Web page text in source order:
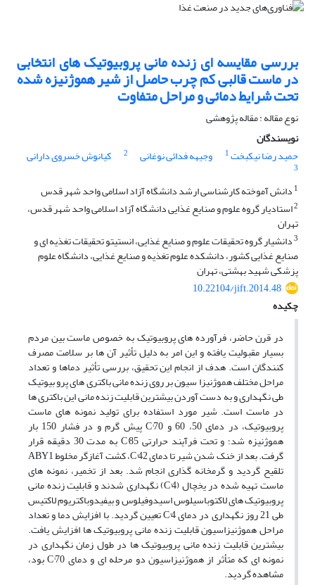
بررسی مقایسه ای زنده مانی پروبیوتیک های انتخابی
در ماست قالبی کم چرب حاصل از شیر هموژنیزه شده
تحت شرایط دمائی و مراحل متفاوت
نوع مقاله : مقاله پژوهشی
نویسندگان
حمید رضا نیکبخت1 وجیهه فدائی نوغانی 2 کیانوش خسروی دارانی
3
1 دانش آموخته کارشناسی ارشد دانشگاه آزاد اسلامی واحد شهر قدس
2استادیار گروه علوم و صنایع غذایی دانشگاه آزاد اسلامی واحد شهر قدس،
تهران
3دانشیار گروه تحقیقات علوم و صنایع غذایی، انستیتو تحقیقات تغذیه ای و
صنایع غذایی کشور، دانشکده علوم تغذیه و صنایع غذایی، دانشگاه علوم
پزشکی شهید بهشتی، تهران
10.22104/jift.2014.48
چکیده
در قرن حاضر، فرآورده های پروبیوتیک به خصوص ماست بین مردم
بسیار مقبولیت یافته و این امر به دلیل تأثیر آن ها بر سلامت مصرف
کنندگان است. هدف از انجام این تحقیق، بررسی تأثیر دماها و تعداد
مراحل مختلف هموژنیزا سیون بر روی زنده مانی باکتری های پرو بیوتیک
طی نگهداری و به دست آوردن بیشترین قابلیت زنده مانی این باکتری ها
در ماست است. شیر مورد استفاده برای تولید نمونه های ماست
پروبیوتیک، در دمای 50، 60 و C°70 پیش گرم و در فشار 150 بار
هموژنیزه شد؛ و تحت فرآیند حرارتی C°85 به مدت 30 دقیقه قرار
گرفت. بعد از خنک شدن شیر تا دمای C°42، کشت آغازگر مخلوط ABY1
تلقیح گردید و گرمخانه گذاری انجام شد. بعد از تخمیر، نمونه های
ماست تهیه شده در یخچال (C°4) نگهداری شدند و قابلیت زنده مانی
پروبیوتیک های لاکتوباسیلوس اسیدوفیلوس و بیفیدوباکتریوم لاکتیس
طی 21 روز نگهداری در دمای C°4 تعیین گردید. با افزایش دما و تعداد
مراحل هموژنیزاسیون قابلیت زنده مانی پروبیوتیک ها افزایش یافت.
بیشترین قابلیت زنده مانی پروبیوتیک ها در طول زمان نگهداری در
نمونه ای که متأثر از هموژنیزاسیون دو مرحله ای و دمای C°70 بود،
مشاهده گردید.